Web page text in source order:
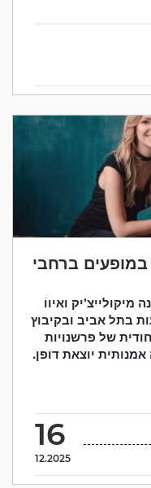
במופעים ברחבי
מיקולייצ'יק ואיווֹ
בתל אביב ובקיבוץ
של פרשנויות
אמנותית יוצאת דופן.
16
12.2025